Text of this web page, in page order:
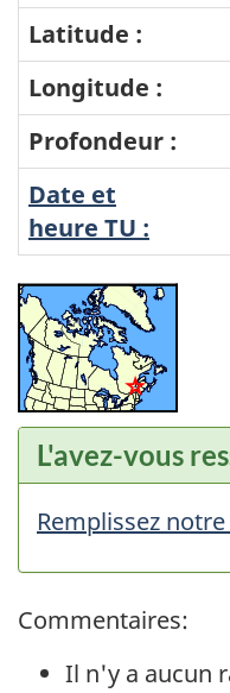
Latitude :
Longitude :
Profondeur :
Date et
heure TU :
L'avez-vous
Remplissez
Commentaires:
Il n'y a aucun